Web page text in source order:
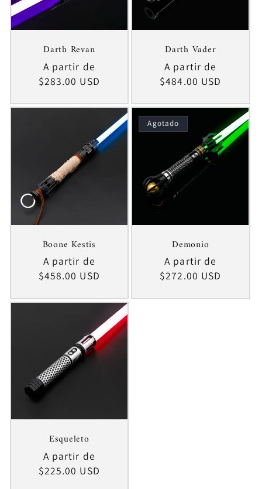
:
Darth Revan
Precio
habitual
A partir de
$283.00 USD
Darth Vader
Precio
habitual
A partir de
$484.00 USD
Boone Kestis
Precio
habitual
A partir de
$458.00 USD
Agotado
Demonio
Precio
habitual
A partir de
$272.00 USD
Esqueleto
Precio
habitual
A partir de
$225.00 USD